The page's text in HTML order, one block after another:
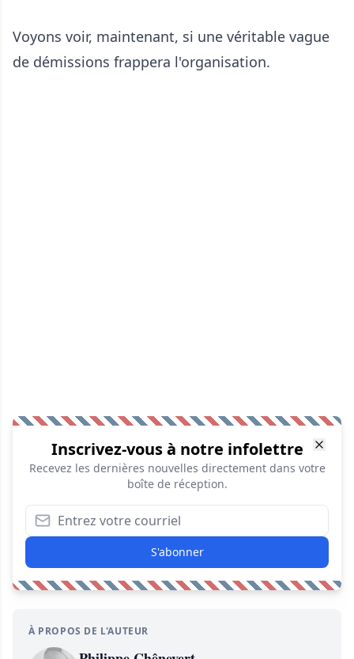
Voyons voir, maintenant, si une véritable vague
de démissions frappera l'organisation.
Inscrivez-vous à notre infolettre
Recevez les dernières nouvelles directement dans votre
boîte de réception.
S'abonner
À PROPOS DE L'AUTEUR